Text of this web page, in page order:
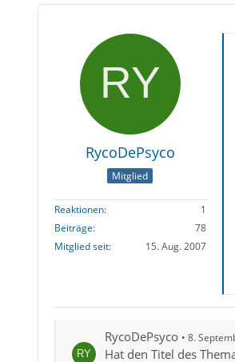
RycoDePsyco
Mitglied
Reaktionen
1
Beiträge
78
Mitglied seit
15. Aug. 2007
RycoDePsyco 8.
Hat den Titel des